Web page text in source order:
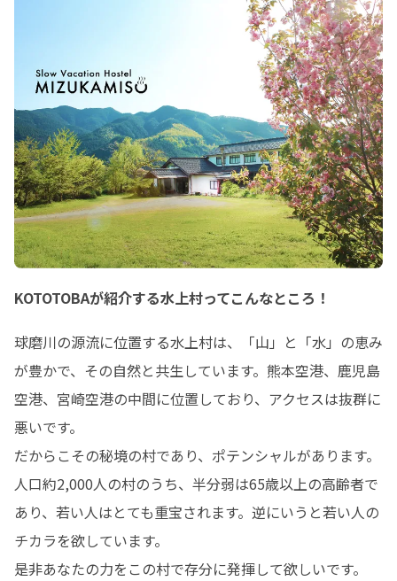
KOTOTOBAが紹介する水上村ってこんなところ！
球磨川の源流に位置する水上村は、「山」と「水」の恵み
が豊かで、その自然と共生しています。熊本空港、鹿児島
空港、宮崎空港の中間に位置しており、アクセスは抜群に
悪いです。
だからこその秘境の村であり、ポテンシャルがあります。
人口約2,000人の村のうち、半分弱は65歳以上の高齢者で
あり、若い人はとても重宝されます。逆にいうと若い人の
チカラを欲しています。
是非あなたの力をこの村で存分に発揮して欲しいです。